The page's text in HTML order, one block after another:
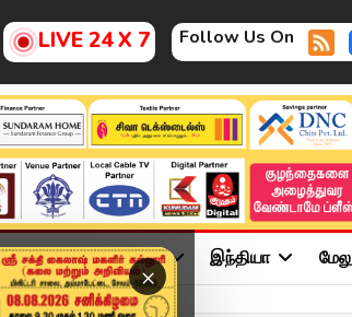
LIVE 24 X 7 Follow Us On
×
விளையாட்டு இந்தியா